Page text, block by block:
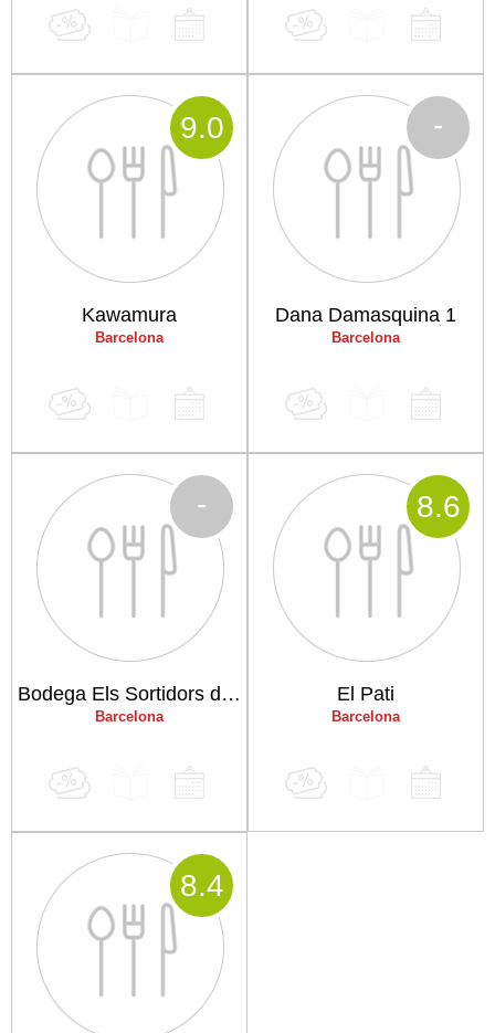
Kawamura
Barcelona
9.0
Dana Damasquina 1
Barcelona
-
Bodega Els Sortidors del Parlament
Barcelona
-
El Pati
Barcelona
8.6
8.4